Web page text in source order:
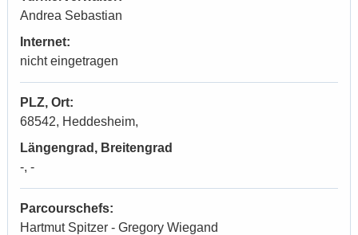
Andrea Sebastian
Internet:
nicht eingetragen
PLZ, Ort:
68542, Heddesheim,
Längengrad, Breitengrad
-, -
Parcourschefs:
Hartmut Spitzer - Gregory Wiegand